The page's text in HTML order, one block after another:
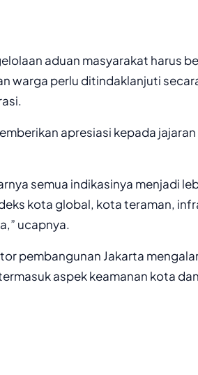
aduan masyarakat harus
warga perlu ditindaklanjuti
apresiasi kepada jajaran
semua indikasinya menjadi
kota global, kota teraman,
ucapnya.
pembangunan Jakarta
aspek keamanan kota